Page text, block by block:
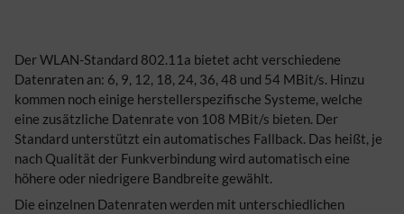
Der WLAN-Standard 802.11a bietet acht verschiedene
Datenraten an: 6, 9, 12, 18, 24, 36, 48 und 54 MBit/s. Hinzu
kommen noch einige herstellerspezifische Systeme, welche
eine zusätzliche Datenrate von 108 MBit/s bieten. Der
Standard unterstützt ein automatisches Fallback. Das heißt, je
nach Qualität der Funkverbindung wird automatisch eine
höhere oder niedrigere Bandbreite gewählt.
Die einzelnen Datenraten werden mit unterschiedlichen